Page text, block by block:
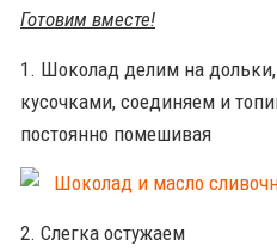
Готовим вместе!
1. Шоколад делим на
кусочками, соединяем и
постоянно помешивая
2. Слегка остужаем